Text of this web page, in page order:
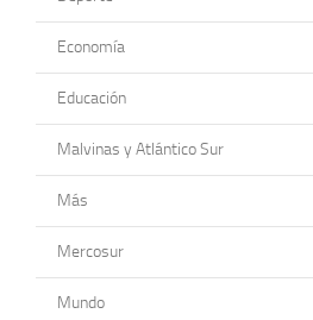
Economía
Educación
Malvinas y Atlántico Sur
Más
Mercosur
Mundo